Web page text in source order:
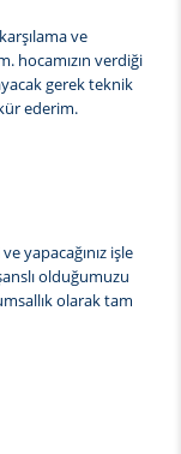
ve
hocamızın verdiği
gerek teknik
ederim.
yapacağınız işle
olduğumuzu
olarak tam